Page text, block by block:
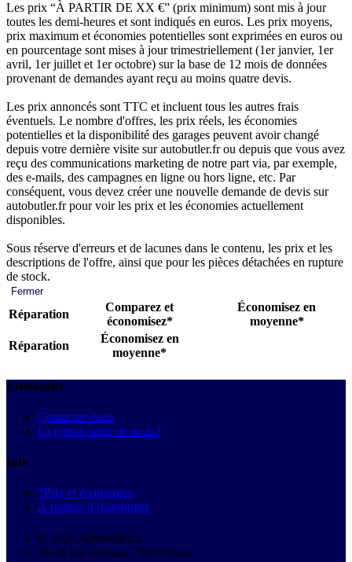
Les prix “À PARTIR DE XX €” (prix minimum) sont mis à jour
toutes les demi-heures et sont indiqués en euros. Les prix moyens,
prix maximum et économies potentielles sont exprimées en euros ou
en pourcentage sont mises à jour trimestriellement (1er janvier, 1er
avril, 1er juillet et 1er octobre) sur la base de 12 mois de données
provenant de demandes ayant reçu au moins quatre devis.
Les prix annoncés sont TTC et incluent tous les autres frais
éventuels. Le nombre d'offres, les prix réels, les économies
potentielles et la disponibilité des garages peuvent avoir changé
depuis votre dernière visite sur autobutler.fr ou depuis que vous avez
reçu des communications marketing de notre part via, par exemple,
des e-mails, des campagnes en ligne ou hors ligne, etc. Par
conséquent, vous devez créer une nouvelle demande de devis sur
autobutler.fr pour voir les prix et les économies actuellement
disponibles.
Sous réserve d'erreurs et de lacunes dans le contenu, les prix et les
descriptions de l'offre, ainsi que pour les pièces détachées en rupture
de stock.
Fermer
Réparation
Comparez et
économisez*
Économisez en
moyenne*
Réparation
Économisez en
moyenne*
Autobutler
Contactez-nous
La presse parle de nous !
Info
*Prix et économies
À propos d'Autobutler
© 2026 Autobutler.fr
18-26 rue Goubet, 75019 Paris